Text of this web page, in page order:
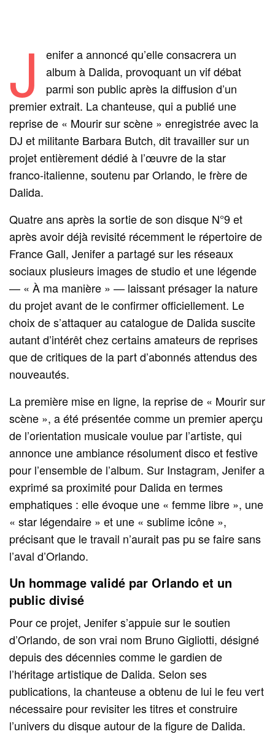
J
enifer a annoncé qu’elle consacrera un
album à Dalida, provoquant un vif débat
parmi son public après la diffusion d’un
premier extrait. La chanteuse, qui a publié une
reprise de « Mourir sur scène » enregistrée avec la
DJ et militante Barbara Butch, dit travailler sur un
projet entièrement dédié à l’œuvre de la star
franco‑italienne, soutenu par Orlando, le frère de
Dalida.
Quatre ans après la sortie de son disque N°9 et
après avoir déjà revisité récemment le répertoire de
France Gall, Jenifer a partagé sur les réseaux
sociaux plusieurs images de studio et une légende
— « À ma manière » — laissant présager la nature
du projet avant de le confirmer officiellement. Le
choix de s’attaquer au catalogue de Dalida suscite
autant d’intérêt chez certains amateurs de reprises
que de critiques de la part d’abonnés attendus des
nouveautés.
La première mise en ligne, la reprise de « Mourir sur
scène », a été présentée comme un premier aperçu
de l’orientation musicale voulue par l’artiste, qui
annonce une ambiance résolument disco et festive
pour l’ensemble de l’album. Sur Instagram, Jenifer a
exprimé sa proximité pour Dalida en termes
emphatiques : elle évoque une « femme libre », une
« star légendaire » et une « sublime icône »,
précisant que le travail n’aurait pas pu se faire sans
l’aval d’Orlando.
Un hommage validé par Orlando et un
public divisé
Pour ce projet, Jenifer s’appuie sur le soutien
d’Orlando, de son vrai nom Bruno Gigliotti, désigné
depuis des décennies comme le gardien de
l’héritage artistique de Dalida. Selon ses
publications, la chanteuse a obtenu de lui le feu vert
nécessaire pour revisiter les titres et construire
l’univers du disque autour de la figure de Dalida.